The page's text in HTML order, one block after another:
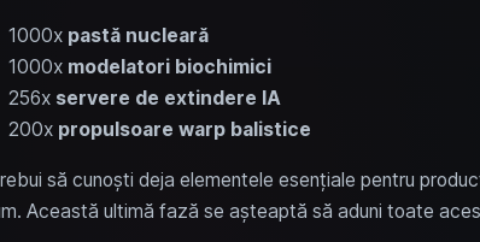
1000x pastă nucleară
1000x modelatori biochimici
256x servere de extindere IA
200x propulsoare warp balistice
să cunoști deja elementele esențiale pentru
Această ultimă fază se așteaptă să aduni toate